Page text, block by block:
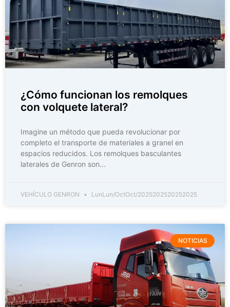
¿Cómo funcionan los remolques
con volquete lateral?
Imagine un método que pueda revolucionar por
completo el transporte de materiales a granel en
espacios reducidos. Los remolques basculantes
laterales de Genron son...
VEHÍCULO GENRON LunLun/OctOct/2025202520252025
NOTICIAS